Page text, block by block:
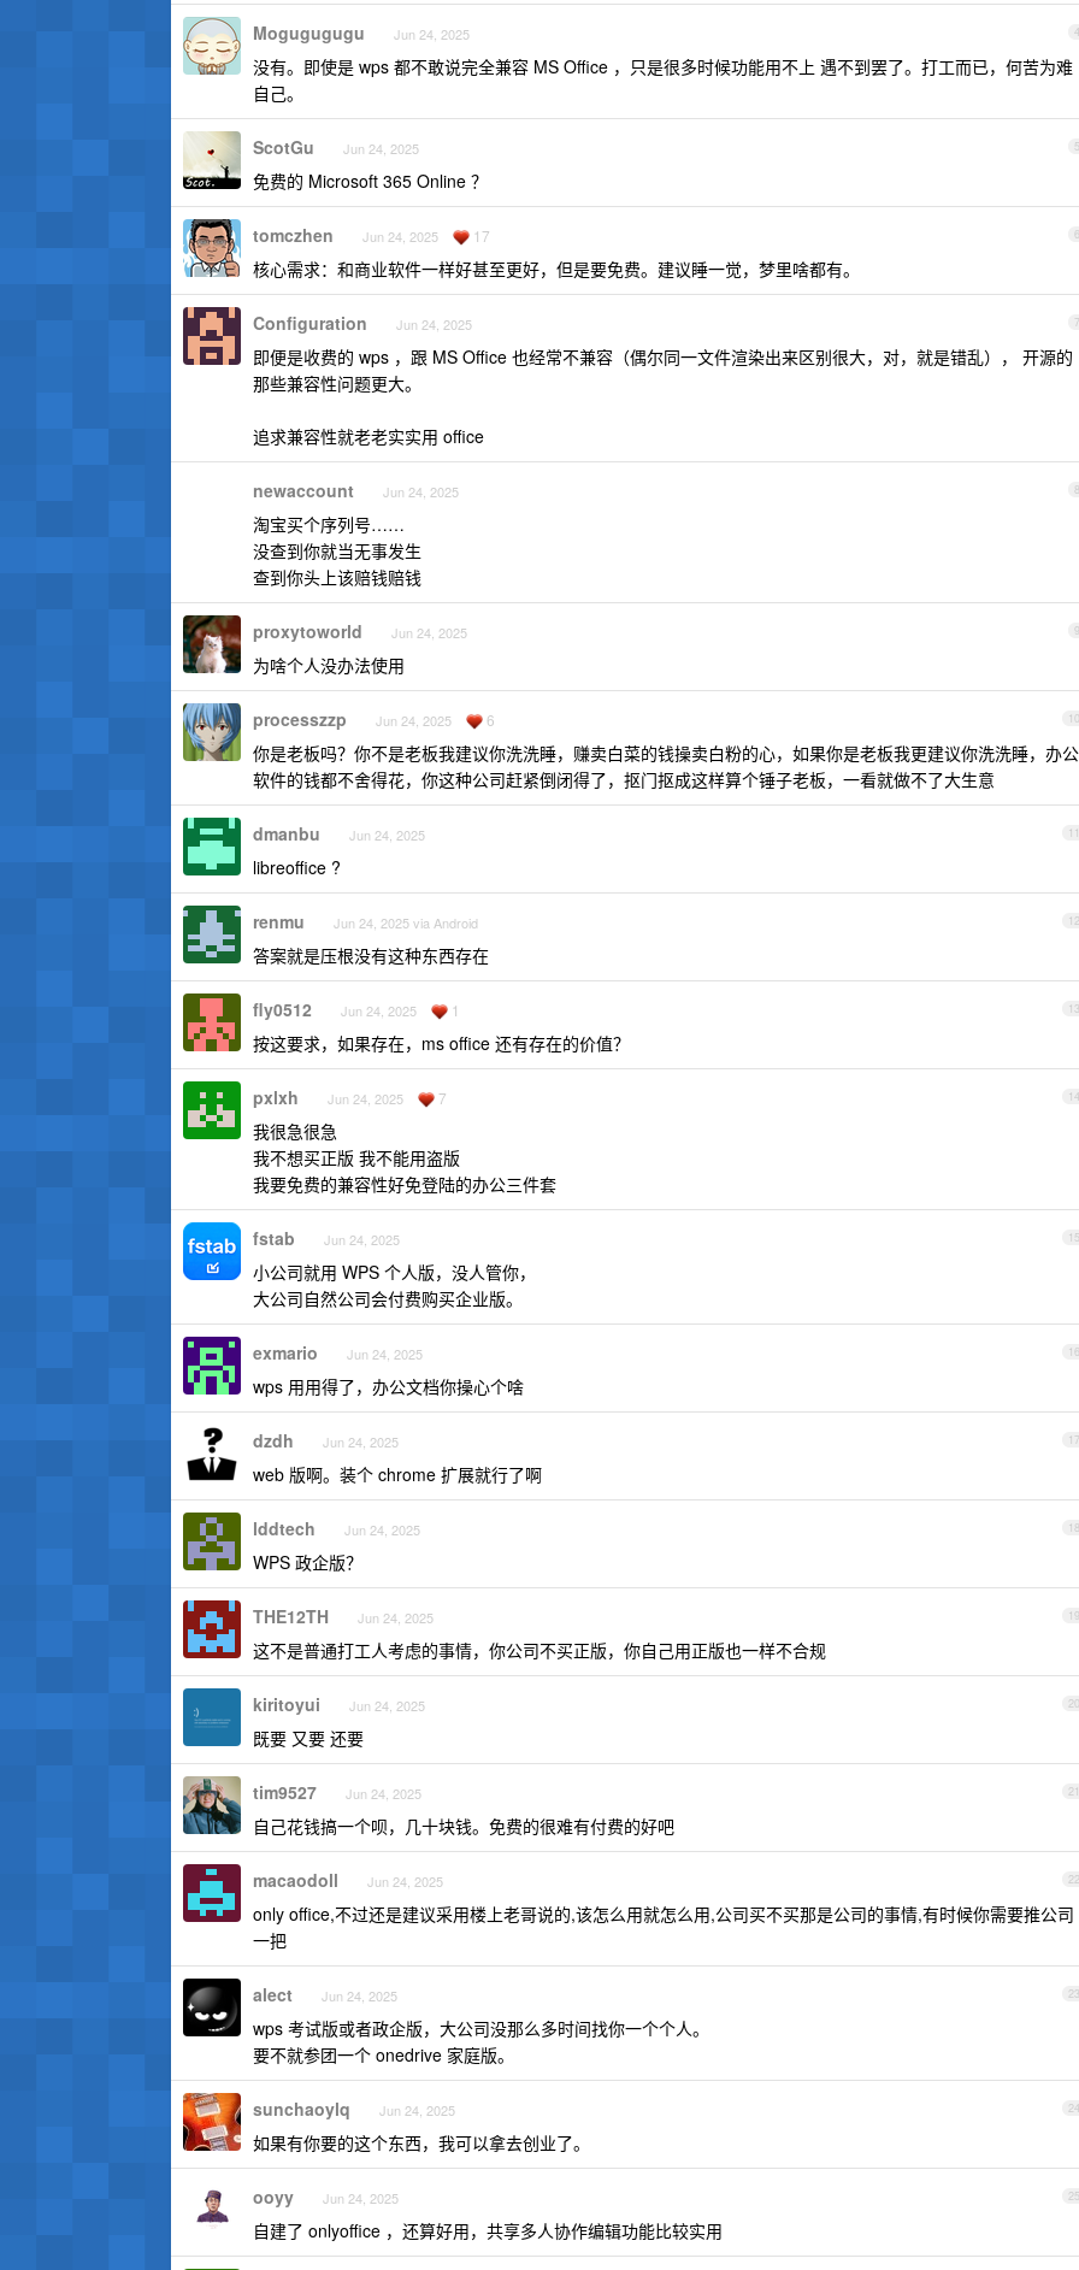
4
Mogugugugu Jun 24, 2025
没有。即使是 wps 都不敢说完全兼容 MS Office ，只是很多时候功能用不上 遇不到罢了。打工而已，何苦为难
自己。
5
ScotGu Jun 24, 2025
免费的 Microsoft 365 Online ？
6
tomczhen Jun 24, 2025 17
核心需求：和商业软件一样好甚至更好，但是要免费。建议睡一觉，梦里啥都有。
7
Configuration Jun 24, 2025
即便是收费的 wps ，跟 MS Office 也经常不兼容（偶尔同一文件渲染出来区别很大，对，就是错乱）， 开源的
那些兼容性问题更大。
追求兼容性就老老实实用 office
8
newaccount Jun 24, 2025
淘宝买个序列号……
没查到你就当无事发生
查到你头上该赔钱赔钱
9
proxytoworld Jun 24, 2025
为啥个人没办法使用
10
processzzp Jun 24, 2025 6
你是老板吗？你不是老板我建议你洗洗睡，赚卖白菜的钱操卖白粉的心，如果你是老板我更建议你洗洗睡，办公
软件的钱都不舍得花，你这种公司赶紧倒闭得了，抠门抠成这样算个锤子老板，一看就做不了大生意
11
dmanbu Jun 24, 2025
libreoffice ?
12
renmu Jun 24, 2025 via Android
答案就是压根没有这种东西存在
13
fly0512 Jun 24, 2025 1
按这要求，如果存在，ms office 还有存在的价值？
14
pxlxh Jun 24, 2025 7
我很急很急
我不想买正版 我不能用盗版
我要免费的兼容性好免登陆的办公三件套
15
fstab Jun 24, 2025
小公司就用 WPS 个人版，没人管你，
大公司自然公司会付费购买企业版。
16
exmario Jun 24, 2025
wps 用用得了，办公文档你操心个啥
17
dzdh Jun 24, 2025
web 版啊。装个 chrome 扩展就行了啊
18
lddtech Jun 24, 2025
WPS 政企版？
19
THE12TH Jun 24, 2025
这不是普通打工人考虑的事情，你公司不买正版，你自己用正版也一样不合规
20
kiritoyui Jun 24, 2025
既要 又要 还要
21
tim9527 Jun 24, 2025
自己花钱搞一个呗，几十块钱。免费的很难有付费的好吧
22
macaodoll Jun 24, 2025
only office,不过还是建议采用楼上老哥说的,该怎么用就怎么用,公司买不买那是公司的事情,有时候你需要推公司
一把
23
alect Jun 24, 2025
wps 考试版或者政企版，大公司没那么多时间找你一个个人。
要不就参团一个 onedrive 家庭版。
24
sunchaoylq Jun 24, 2025
如果有你要的这个东西，我可以拿去创业了。
25
ooyy Jun 24, 2025
自建了 onlyoffice ，还算好用，共享多人协作编辑功能比较实用